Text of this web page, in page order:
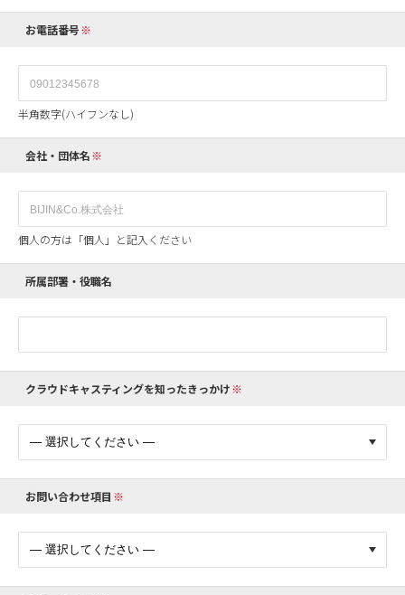
お電話番号
半角数字(ハイフンなし)
会社・団体名
個人の方は「個人」と記入ください
所属部署・役職名
クラウドキャスティングを知ったきっかけ
お問い合わせ項目